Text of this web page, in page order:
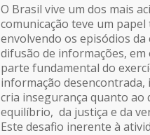
O Brasil vive um dos mais
comunicação teve um
envolvendo os episódios
difusão de informações,
parte fundamental do
informação
cria insegurança quanto ao
equilíbrio, da justiça e da
Este desafio inerente à